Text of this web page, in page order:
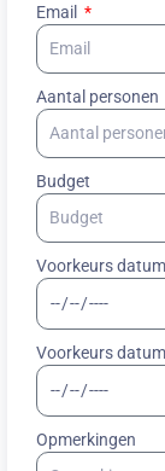
Email
Aantal personen
Budget
Voorkeurs
Voorkeurs
Opmerkingen